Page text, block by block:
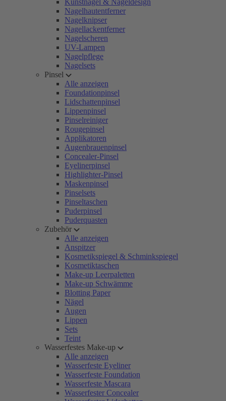
Kunstnägel & Nageldesign
Nagelhautentferner
Nagelknipser
Nagellackentferner
Nagelscheren
UV-Lampen
Nagelpflege
Nagelsets
Pinsel
Alle anzeigen
Foundationpinsel
Lidschattenpinsel
Lippenpinsel
Pinselreiniger
Rougepinsel
Applikatoren
Augenbrauenpinsel
Concealer-Pinsel
Eyelinerpinsel
Highlighter-Pinsel
Maskenpinsel
Pinselsets
Pinseltaschen
Puderpinsel
Puderquasten
Zubehör
Alle anzeigen
Anspitzer
Kosmetikspiegel & Schminkspiegel
Kosmetiktaschen
Make-up Leerpaletten
Make-up Schwämme
Blotting Paper
Nägel
Augen
Lippen
Sets
Teint
Wasserfestes Make-up
Alle anzeigen
Wasserfeste Eyeliner
Wasserfeste Foundation
Wasserfeste Mascara
Wasserfester Concealer